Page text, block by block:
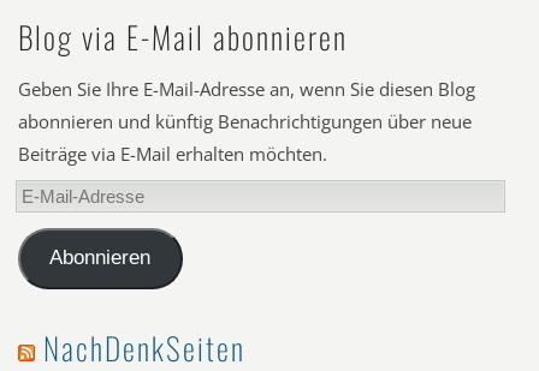
Blog via E-Mail abonnieren
Geben Sie Ihre E-Mail-Adresse an, wenn Sie diesen Blog
abonnieren und künftig Benachrichtigungen über neue
Beiträge via E-Mail erhalten möchten.
E-
Mail-
AdresseAbonnieren
NachDenkSeiten